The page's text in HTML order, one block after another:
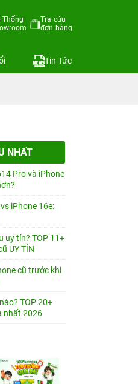
Thống
Tra cứu
đơn hàng
Tin Tức
NHẤT
Pro và iPhone
iPhone 16e:
uy tín? TOP 11+
UY TÍN
cũ trước khi
TOP 20+
nhất 2026